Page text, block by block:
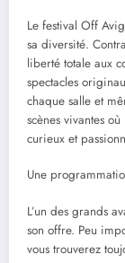
Le festival Off
sa diversité.
liberté totale aux
spectacles
chaque salle et
scènes vivantes
curieux et
Une
L’un des grands
son offre. Peu
vous trouverez